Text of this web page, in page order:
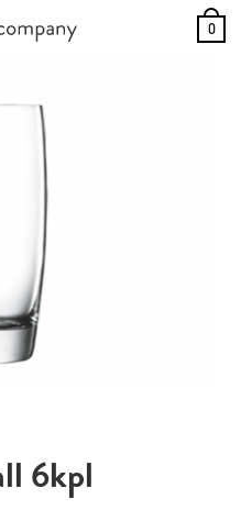
0
6kpl